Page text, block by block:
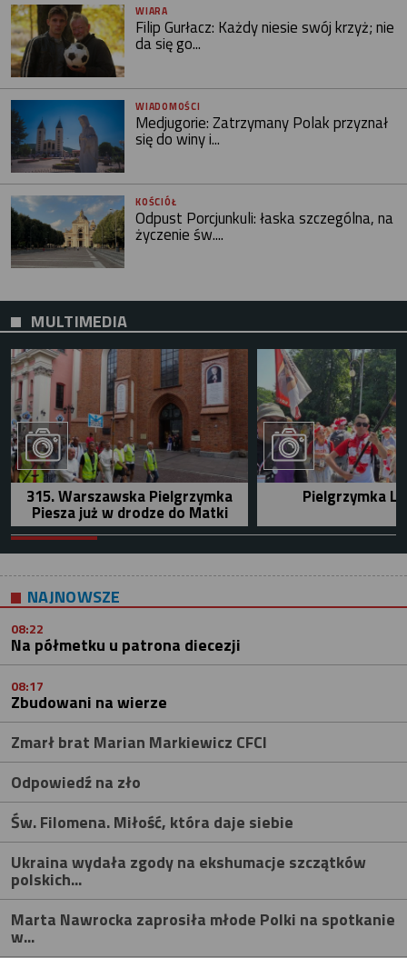
WIARA
Filip Gurłacz: Każdy niesie swój krzyż; nie
da się go...
WIADOMOŚCI
Medjugorie: Zatrzymany Polak przyznał
się do winy i...
KOŚCIÓŁ
Odpust Porcjunkuli: łaska szczególna, na
życzenie św....
MULTIMEDIA
315. Warszawska Pielgrzymka
Piesza już w drodze do Matki
Pielgrzymka
NAJNOWSZE
08:22
Na półmetku u patrona diecezji
08:17
Zbudowani na wierze
Zmarł brat Marian Markiewicz CFCI
Odpowiedź na zło
Św. Filomena. Miłość, która daje siebie
Ukraina wydała zgody na ekshumacje szczątków
polskich...
Marta Nawrocka zaprosiła młode Polki na spotkanie
w...